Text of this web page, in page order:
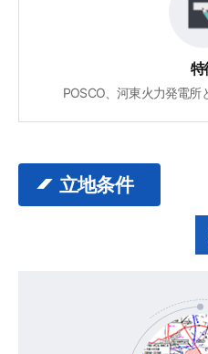
特
POSCO、河東火力発電
立地条件